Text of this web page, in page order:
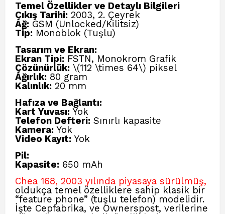
Temel Özellikler ve Detaylı Bilgileri
Çıkış Tarihi: 2003, 2. Çeyrek
Ağ: GSM (Unlocked/Kilitsiz)
Tip: Monoblok (Tuşlu)
Tasarım ve Ekran:
Ekran Tipi: FSTN, Monokrom Grafik
Çözünürlük: \(112 \times 64\) piksel
Ağırlık: 80 gram
Kalınlık: 20 mm
Hafıza ve Bağlantı:
Kart Yuvası: Yok
Telefon Defteri: Sınırlı kapasite
Kamera: Yok
Video Kayıt: Yok
Pil:
Kapasite: 650 mAh
Chea 168, 2003 yılında piyasaya sürülmüş,
oldukça temel özelliklere sahip klasik bir
“feature phone” (tuşlu telefon) modelidir.
İşte Cepfabrika, ve Ownerspost, verilerine